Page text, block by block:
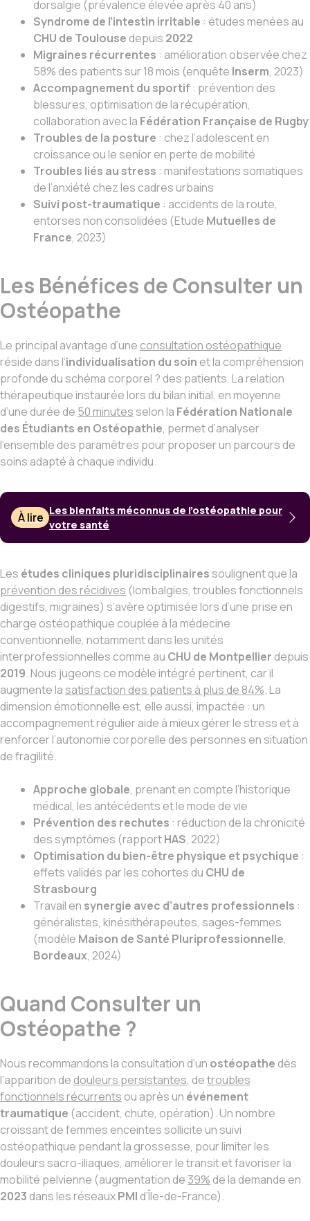
dorsalgie (prévalence élevée après 40 ans)
Syndrome de l’intestin irritable : études menées au
CHU de Toulouse depuis 2022
Migraines récurrentes : amélioration observée chez
58% des patients sur 18 mois (enquête Inserm, 2023)
Accompagnement du sportif : prévention des
blessures, optimisation de la récupération,
collaboration avec la Fédération Française de Rugby
Troubles de la posture : chez l’adolescent en
croissance ou le senior en perte de mobilité
Troubles liés au stress : manifestations somatiques
de l’anxiété chez les cadres urbains
Suivi post-traumatique : accidents de la route,
entorses non consolidées (Etude Mutuelles de
France, 2023)
Les Bénéfices de Consulter un
Ostéopathe
Le principal avantage d’une consultation ostéopathique
réside dans l’individualisation du soin et la compréhension
profonde du schéma corporel ? des patients. La relation
thérapeutique instaurée lors du bilan initial, en moyenne
d’une durée de 50 minutes selon la Fédération Nationale
des Étudiants en Ostéopathie, permet d’analyser
l’ensemble des paramètres pour proposer un parcours de
soins adapté à chaque individu.
À lire Les bienfaits méconnus de l’ostéopathie pour
votre santé
Les études cliniques pluridisciplinaires soulignent que la
prévention des récidives (lombalgies, troubles fonctionnels
digestifs, migraines) s’avère optimisée lors d’une prise en
charge ostéopathique couplée à la médecine
conventionnelle, notamment dans les unités
interprofessionnelles comme au CHU de Montpellier depuis
2019. Nous jugeons ce modèle intégré pertinent, car il
augmente la satisfaction des patients à plus de 84%. La
dimension émotionnelle est, elle aussi, impactée : un
accompagnement régulier aide à mieux gérer le stress et à
renforcer l’autonomie corporelle des personnes en situation
de fragilité.
Approche globale, prenant en compte l’historique
médical, les antécédents et le mode de vie
Prévention des rechutes : réduction de la chronicité
des symptômes (rapportHAS, 2022)
Optimisation du bien-être physique et psychique :
effets validés par les cohortes du CHU de
Strasbourg
Travail en synergie avec d’autres professionnels :
généralistes, kinésithérapeutes, sages-femmes
(modèle Maison de Santé Pluriprofessionnelle,
Bordeaux, 2024)
Quand Consulter un
Ostéopathe ?
Nous recommandons la consultation d’un ostéopathe dès
l’apparition de douleurs persistantes, detroubles
fonctionnels récurrents ou après un événement
traumatique (accident, chute, opération). Un nombre
croissant de femmes enceintes sollicite un suivi
ostéopathique pendant la grossesse, pour limiter les
douleurs sacro-iliaques, améliorer le transit et favoriser la
mobilité pelvienne (augmentation de 39% de la demande en
2023 dans les réseauxPMI d’Île-de-France).